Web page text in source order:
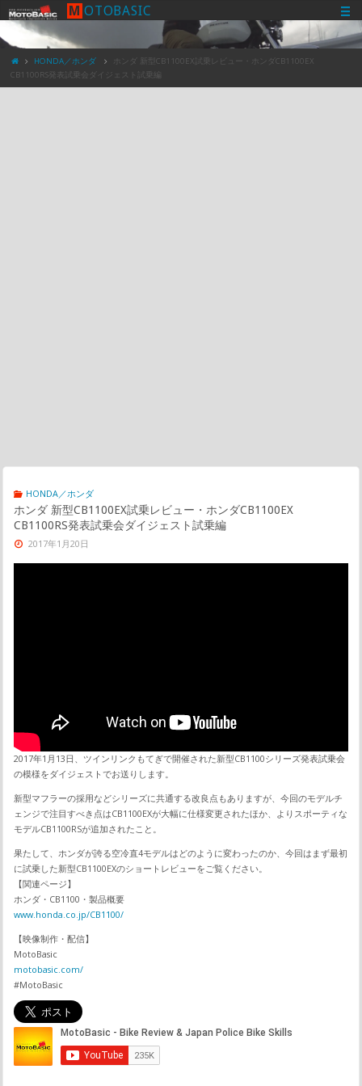
M OTOBASIC
HONDA／ホンダ
ホンダ 新型CB1100EX試乗レビュー・ホンダCB1100EX
CB1100RS発表試乗会ダイジェスト試乗編
HONDA／ホンダ
ホンダ 新型CB1100EX試乗レビュー・ホンダCB1100EX
CB1100RS発表試乗会ダイジェスト試乗編
2017年1月20日
2017年1月13日、ツインリンクもてぎで開催された新型CB1100シリーズ発表試乗会
の模様をダイジェストでお送りします。
新型マフラーの採用などシリーズに共通する改良点もありますが、今回のモデルチ
ェンジで注目すべき点はCB1100EXが大幅に仕様変更されたほか、よりスポーティな
モデルCB1100RSが追加されたこと。
果たして、ホンダが誇る空冷直4モデルはどのように変わったのか、今回はまず最初
に試乗した新型CB1100EXのショートレビューをご覧ください。
【関連ページ】
ホンダ・CB1100・製品概要
www.honda.co.jp/CB1100/
【映像制作・配信】
MotoBasic
motobasic.com/
#MotoBasic